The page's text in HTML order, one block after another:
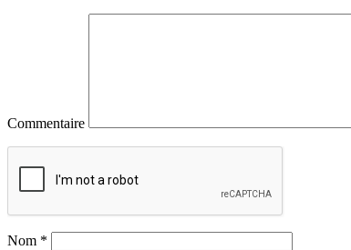
Commentaire
Nom *